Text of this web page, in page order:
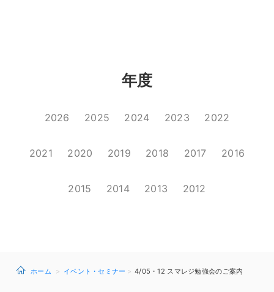
年度
2026 2025 2024 2023 2022
2021 2020 2019 2018 2017 2016
2015 2014 2013 2012
ホーム イベント・セミナー 4/05・12 スマレジ勉強会のご案内